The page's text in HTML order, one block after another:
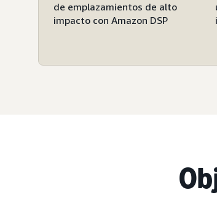
de emplazamientos de alto
impacto con Amazon DSP